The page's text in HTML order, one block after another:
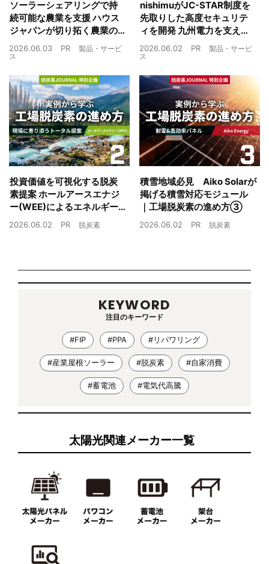
ソーラーシェアリングで持
続可能な農業を支援 ハウス
ジャパンが切り拓く農業の
未来
2026.06.03 PR
製品・サービ
ス
nishimuがJC-STAR制度を
先取りした高度セキュリテ
ィを開発 九州電力を支えた
制御技術を蓄電池市場へ
2026.06.02 PR
製品・サービ
ス
投資価値を可視化する脱炭
素提案 ホールアースエナジ
ー(WEE)によるエネルギー
戦略とは｜工場脱炭素の進
2026.06.02 PR 脱炭素
積雪地域必見 Aiko Solarが
掲げる積雪対応モジュール
｜工場脱炭素の進め方③
2026.06.02 PR 脱炭素
KEYWORD
注目のキーワード
#FIP #PPA #リパワリング
#産業屋根ソーラー #脱炭素 #自家消費
#蓄電池 #電気代高騰
太陽光関連メーカー一覧